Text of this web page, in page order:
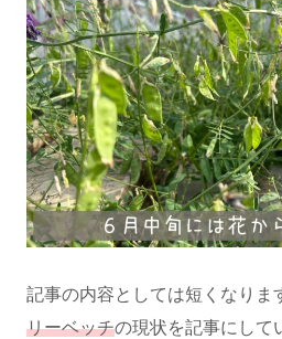
記事の内容としては短くなりま
リーベッチの現状を記事にして